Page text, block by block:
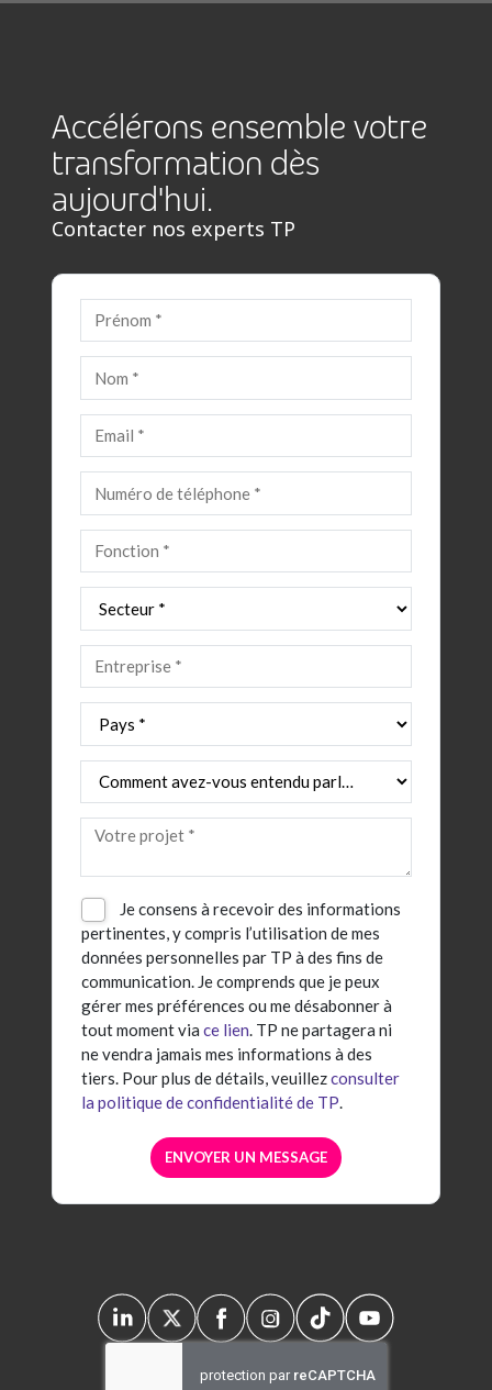
Accélérons ensemble votre
transformation dès
aujourd'hui.
Contacter nos experts TP
Je consens à recevoir des informations
pertinentes, y compris l’utilisation de mes
données personnelles par TP à des fins de
communication. Je comprends que je peux
gérer mes préférences ou me désabonner à
tout moment viace lien . TP ne partagera ni
ne vendra jamais mes informations à des
tiers. Pour plus de détails, veuillezconsulter
la politique de confidentialité de TP